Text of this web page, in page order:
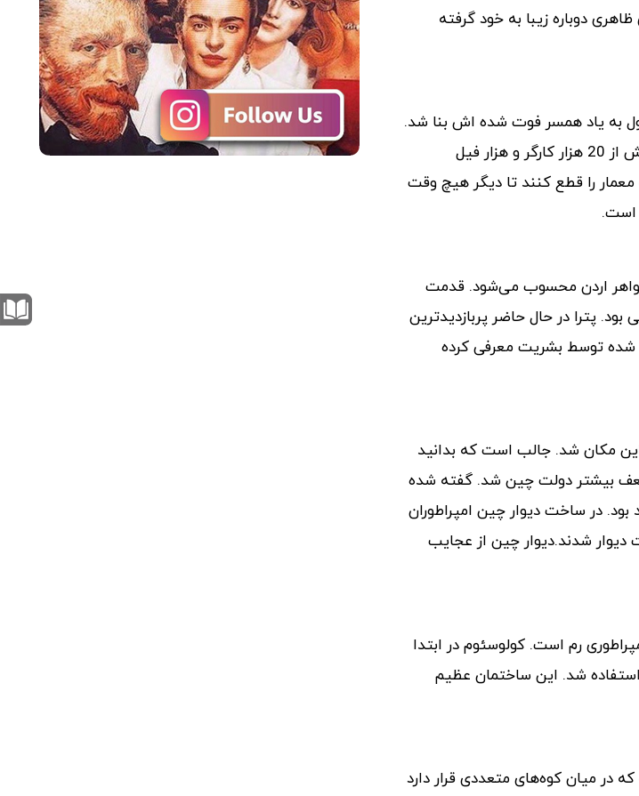
دوباره زیبا به خود گرفته
به یاد همسر فوت شده اش بنا شد.
ساخت این بنا در سال 1642 آغاز شد و 22 سال زمان برد. در عملیات ساخت تاج محل از بیش از 20 هزار کارگر و هزار فیل
را قطع کنند تا دیگر هیچ وقت
اردن محسوب می‌شود. قدمت
تا سال 1812 از دید جهان غرب مخفی بود. پترا در حال حاضر پربازدید‌ترین
شده توسط بشریت معرفی کرده
2 هزار سال زمان صرف ساخت این مکان شد. جالب است که بدانید
بیشتر دولت چین شد. گفته شده
شود هزینه آن در حدود 260 میلیارد دلار خواهد بود. در ساخت دیوار چین امپراطوران
دیوار شدند.دیوار چین از عجایب
امپراطوری رم است. کولوسئوم در ابتدا
شد. این ساختمان عظیم
ماچو پیچو که در میان کوه‌های متعددی قرار دارد